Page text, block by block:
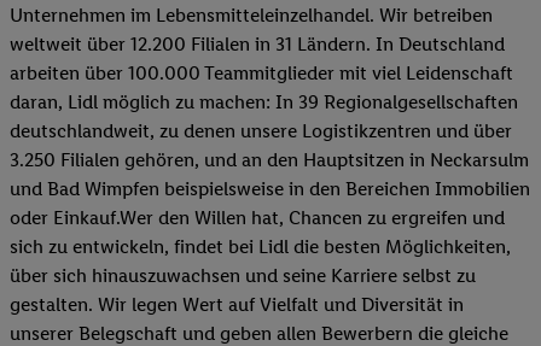
Unternehmen im Lebensmitteleinzelhandel. Wir betreiben
weltweit über 12.200 Filialen in 31 Ländern. In Deutschland
arbeiten über 100.000 Teammitglieder mit viel Leidenschaft
daran, Lidl möglich zu machen: In 39 Regionalgesellschaften
deutschlandweit, zu denen unsere Logistikzentren und über
3.250 Filialen gehören, und an den Hauptsitzen in Neckarsulm
und Bad Wimpfen beispielsweise in den Bereichen Immobilien
oder Einkauf.Wer den Willen hat, Chancen zu ergreifen und
sich zu entwickeln, findet bei Lidl die besten Möglichkeiten,
über sich hinauszuwachsen und seine Karriere selbst zu
gestalten. Wir legen Wert auf Vielfalt und Diversität in
unserer Belegschaft und geben allen Bewerbern die gleiche